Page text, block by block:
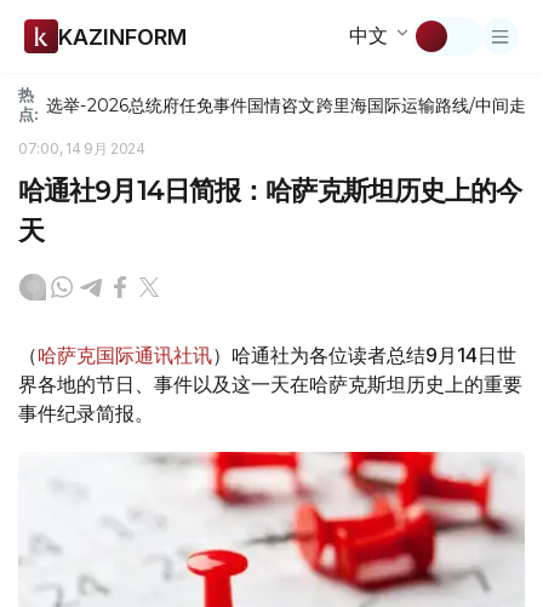
KAZINFORM 中文
热
点: 选举-2026总统府任免事件国情咨文跨里海国际运输路线/中间走廊
07:00, 14 9月 2024
哈通社9月14日简报：哈萨克斯坦历史上的今
天
（哈萨克国际通讯社讯）哈通社为各位读者总结9月14日世
界各地的节日、事件以及这一天在哈萨克斯坦历史上的重要
事件纪录简报。